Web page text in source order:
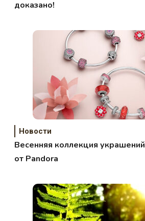
доказано!
Новости
Весенняя коллекция украшений
от Pandora